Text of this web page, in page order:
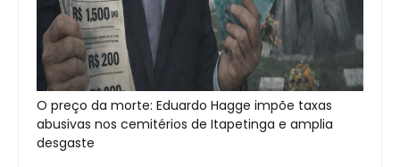
O preço da morte: Eduardo Hagge impõe taxas
abusivas nos cemitérios de Itapetinga e amplia
desgaste